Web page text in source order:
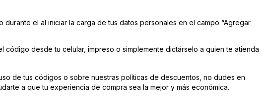
durante el al iniciar la carga de tus datos personales en el campo “Agregar
código desde tu celular, impreso o simplemente dictárselo a quien te atienda
de tus códigos o sobre nuestras políticas de descuentos, no dudes en
a que tu experiencia de compra sea la mejor y más económica.